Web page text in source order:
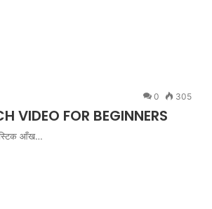
0 305
FOR BEGINNERS
आँख…